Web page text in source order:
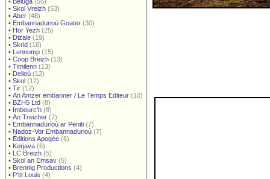
• Skol Vreizh (53)
• Aber (48)
• Embannadurioù Goater (30)
• Hor Yezh (25)
• Dizale (19)
• Skrid (16)
• Lennomp (15)
• Coop Breizh (13)
• Timilenn (13)
• Delioù (12)
• Skol (12)
• Tir (12)
• An Amzer embanner / Le Temps Editeur (10)
• BZH5 Ltd (8)
• Imbourc'h (8)
• An Treizher (7)
• Embannadurioù ar Peniti (7)
• Nadoz-Vor Embannadurioù (7)
• Éditions Apogée (6)
• Kerjava (6)
• LC Breizh (5)
• Skol an Emsav (5)
• Brennig Productions (4)
• P'tit Louis (4)